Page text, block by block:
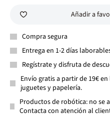
Añadir a
Compra segura
Entrega en 1-2 días
Regístrate y disfruta de
Envío gratis a partir de 19€
juguetes y papelería.
Productos de robótica: no se
Contacta con atención al